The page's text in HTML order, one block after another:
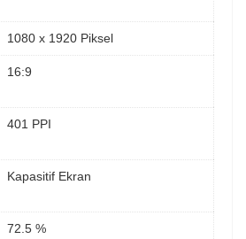
1080 x 1920 Piksel
16:9
401 PPI
Kapasitif Ekran
72.5 %